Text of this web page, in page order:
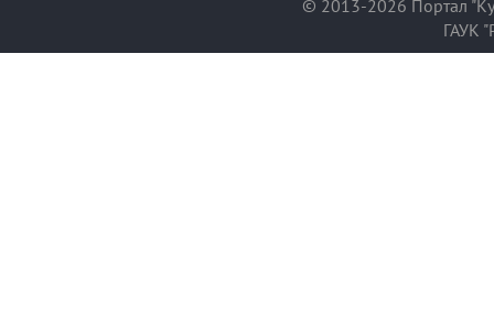
© 2013-2026 Портал
ГАУК